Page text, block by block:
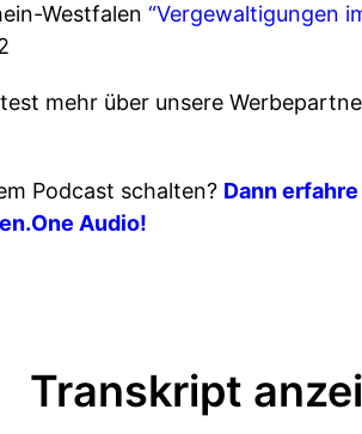
Westfalen “Vergewaltigungen
mehr über unsere
Podcast schalten? Dann
Audio!
Transkript